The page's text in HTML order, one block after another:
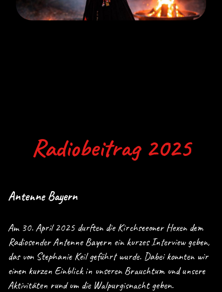
Radiobeitrag 2025
Antenne Bayern
Am 30. April 2025 durften die Kirchseeoner Hexen dem
Radiosender Antenne Bayern ein kurzes Interview geben,
das von Stephanie Keil geführt wurde. Dabei konnten wir
einen kurzen Einblick in unseren Brauchtum und unsere
Aktivitäten rund um die Walpurgisnacht geben.